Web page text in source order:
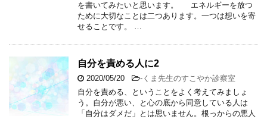
を書いてみたいと思います。 エネルギーを放つ
ために大切なことは二つあります。一つは想いを寄
せることです。 …
自分を責める人に2
2020/05/20 - くま先生のすこやか診察室
自分を責める、ということをよく考えてみましょ
う。自分が悪い、と心の底から同意している人は
「自分はダメだ」とは思いません。根っからの悪人